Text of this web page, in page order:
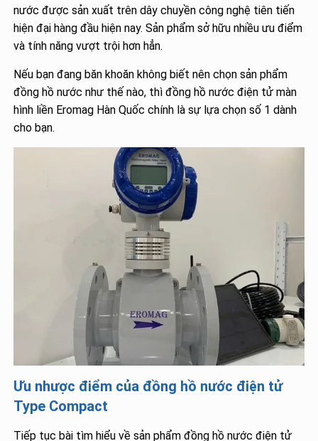
nước được sản xuất trên dây chuyền công nghệ tiên tiến
hiện đại hàng đầu hiện nay. Sản phẩm sở hữu nhiều ưu điểm
và tính năng vượt trội hơn hẳn.
Nếu bạn đang băn khoăn không biết nên chọn sản phẩm
đồng hồ nước như thế nào, thì đồng hồ nước điện tử màn
hình liền Eromag Hàn Quốc chính là sự lựa chọn số 1 dành
cho bạn.
Ưu nhược điểm của đồng hồ nước điện tử
Type Compact
Tiếp tục bài tìm hiểu về sản phẩm đồng hồ nước điện tử